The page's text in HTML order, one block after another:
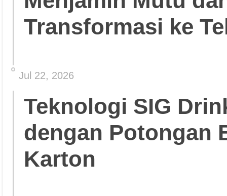
Transformasi ke
Jul 22, 2026
Teknologi SIG
dengan Potongan
Karton